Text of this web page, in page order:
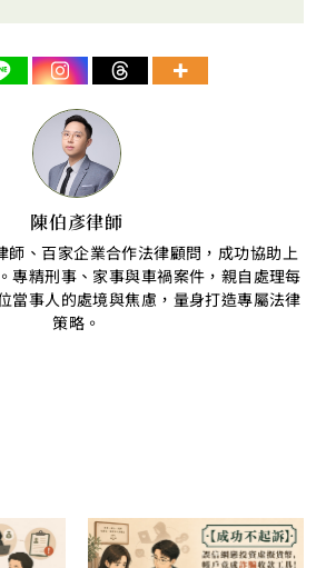
陳伯彥律師
師、百家企業合作法律顧問，成功協助上
專精刑事、家事與車禍案件，親自處理每
當事人的處境與焦慮，量身打造專屬法律
策略。